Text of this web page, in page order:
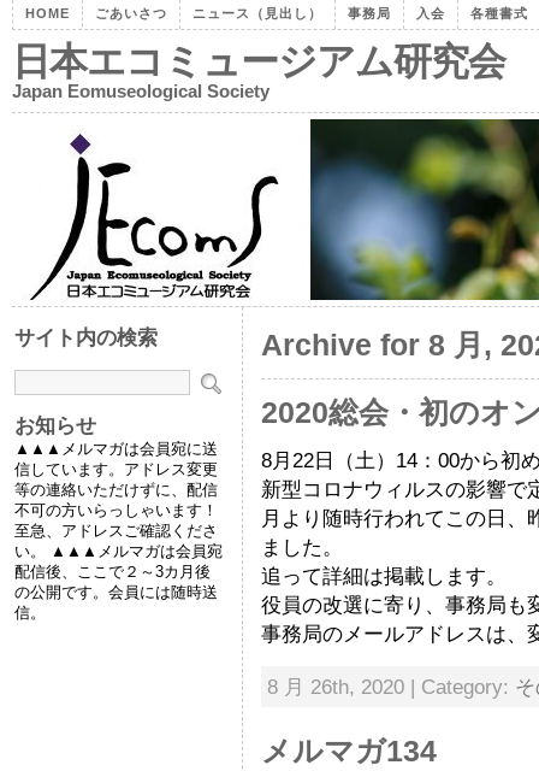
HOME ごあいさつ ニュース（見出し） 事務局 入会 各種書式
日本エコミュージアム研究会
Japan Eomuseological Society
Archive for 8 月,
2020総会・初のオ
8月22日（土）14：00から初
新型コロナウィルスの影響で
月より随時行われてこの日
ました。
追って詳細は掲載します。
役員の改選に寄り、事務局も
事務局のメールアドレスは、
8 月 26th, 2020 | Category:
メルマガ134
サイト内の検索
お知らせ
▲▲▲メルマガは会員宛に送
信しています。アドレス変更
等の連絡いただけずに、配信
不可の方いらっしゃいます！
至急、アドレスご確認くださ
い。 ▲▲▲メルマガは会員宛
配信後、ここで２～3カ月後
の公開です。会員には随時送
信。